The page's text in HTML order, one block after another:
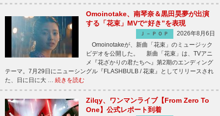
Omoinotake、南琴奈＆黒田昊夢が出演
する「花束」MVで“好き”を表現
Ｊ－ＰＯＰ
2026年8月6日
Omoinotakeが、新曲「花束」のミュージック
ビデオを公開した。 新曲「花束」は、TVアニ
メ『花ざかりの君たちへ』第2期のエンディング
テーマ。7月29日にニューシングル『FLASHBULB / 花束』としてリリースされ
た、日に日に大 … 続きを読む
Zilqy、ワンマンライブ【From Zero To
One】公式レポート到着